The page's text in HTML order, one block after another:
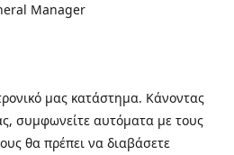
Manager
μας κατάστημα. Κάνοντας
συμφωνείτε αυτόματα με τους
θα πρέπει να διαβάσετε